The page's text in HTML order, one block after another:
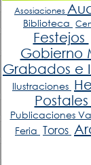
Asosiaciones
Biblioteca
Festejos
Gobierno
Grabados e
Ilustraciones
Postales
Publicaciones
Feria Toros